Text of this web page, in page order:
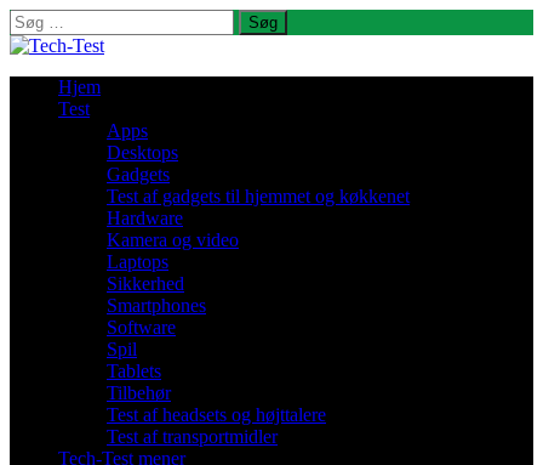
Søg
efter:
Hjem
Test
Apps
Desktops
Gadgets
Test af gadgets til hjemmet og køkkenet
Hardware
Kamera og video
Laptops
Sikkerhed
Smartphones
Software
Spil
Tablets
Tilbehør
Test af headsets og højttalere
Test af transportmidler
Tech-Test mener